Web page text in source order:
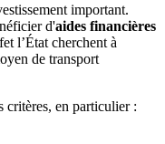
important.
d'aides financières
l’État cherchent à
de transport
critères, en particulier :